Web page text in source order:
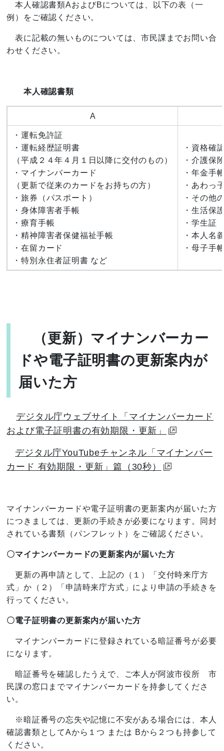
本人確認書類AおよびBについては、以下の表（一
例）をご確認ください。
表に記載の無いものについては、市民課までお問い合
わせください。
本人確認書類
A
・運転免許証
・運転経歴証明書
（平成２４年４月１日以降に交付のもの）
・マイナンバーカード
（更新で従来のカードをお持ちの方）
・旅券（パスポート）
・身体障害者手帳
・療育手帳
・精神障害者保健福祉手帳
・在留カード
・特別永住者証明書 など
・資格確
・介護保
・年金手
・あわっ
・その他
・生活保
・学生証
・本人名
・母子手
（更新）マイナンバーカー
ドや電子証明書の更新案内が
届いた方
デジタル庁ウェブサイト「マイナンバーカード
および電子証明書の有効期限・更新」
デジタル庁YouTubeチャンネル「マイナンバー
カード 有効期限・更新」篇（30秒）
マイナンバーカードや電子証明書の更新案内が届いた方
につきましては、更新の手続きが必要になります。同封
されている書類（パンフレット）をご確認ください。
〇マイナンバーカードの更新案内が届いた方
更新の再申請として、上記の（１）「交付時来庁方
式」か（２）「申請時来庁方式」により申請の手続きを
行ってください。
〇電子証明書の更新案内が届いた方
マイナンバーカードに登録されている暗証番号が必要
になります。
暗証番号を確認したうえで、ご本人が阿波市役所 市
民課の窓口までマイナンバーカードを持参してくださ
い。
※暗証番号の忘失や記憶に不安がある場合には、本人
確認書類としてAから１つ または Bから２つも持参して
ください。